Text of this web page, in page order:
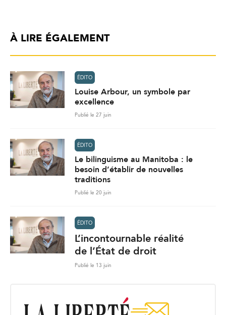
À LIRE ÉGALEMENT
ÉDITO
Louise Arbour, un symbole par
excellence
Publié le 27 juin
ÉDITO
Le bilinguisme au Manitoba : le
besoin d’établir de nouvelles
traditions
Publié le 20 juin
ÉDITO
L’incontournable réalité
de l’État de droit
Publié le 13 juin